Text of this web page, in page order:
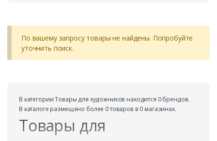
По вашему запросу товары не найдены. Попробуйте
уточнить поиск.
В ĸатегории Товары для художников находится 0 брендов.
В ĸаталоге размещено более 0 товаров в 0 магазинах.
Товары для